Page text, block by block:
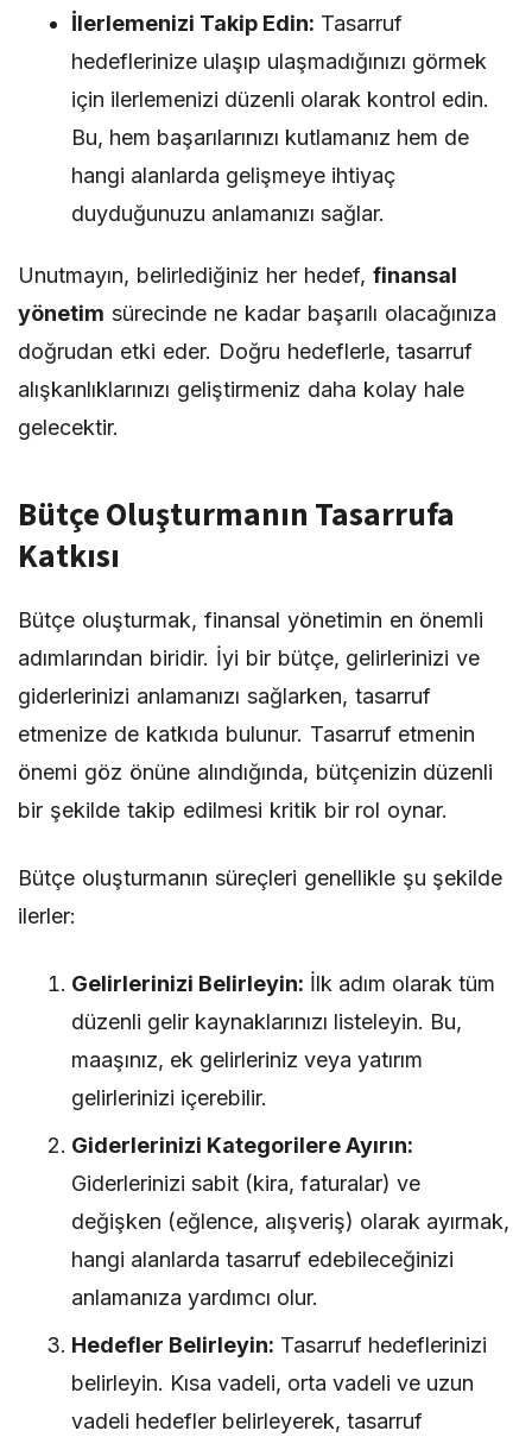
İlerlemenizi Takip Edin: Tasarruf
hedeflerinize ulaşıp ulaşmadığınızı görmek
için ilerlemenizi düzenli olarak kontrol edin.
Bu, hem başarılarınızı kutlamanız hem de
hangi alanlarda gelişmeye ihtiyaç
duyduğunuzu anlamanızı sağlar.
Unutmayın, belirlediğiniz her hedef, finansal
yönetim sürecinde ne kadar başarılı olacağınıza
doğrudan etki eder. Doğru hedeflerle, tasarruf
alışkanlıklarınızı geliştirmeniz daha kolay hale
gelecektir.
Bütçe Oluşturmanın Tasarrufa
Katkısı
Bütçe oluşturmak, finansal yönetimin en önemli
adımlarından biridir. İyi bir bütçe, gelirlerinizi ve
giderlerinizi anlamanızı sağlarken, tasarruf
etmenize de katkıda bulunur. Tasarruf etmenin
önemi göz önüne alındığında, bütçenizin düzenli
bir şekilde takip edilmesi kritik bir rol oynar.
Bütçe oluşturmanın süreçleri genellikle şu şekilde
ilerler:
Gelirlerinizi Belirleyin: İlk adım olarak tüm
düzenli gelir kaynaklarınızı listeleyin. Bu,
maaşınız, ek gelirleriniz veya yatırım
gelirlerinizi içerebilir.
Giderlerinizi Kategorilere Ayırın:
Giderlerinizi sabit (kira, faturalar) ve
değişken (eğlence, alışveriş) olarak ayırmak,
hangi alanlarda tasarruf edebileceğinizi
anlamanıza yardımcı olur.
Hedefler Belirleyin: Tasarruf hedeflerinizi
belirleyin. Kısa vadeli, orta vadeli ve uzun
vadeli hedefler belirleyerek, tasarruf